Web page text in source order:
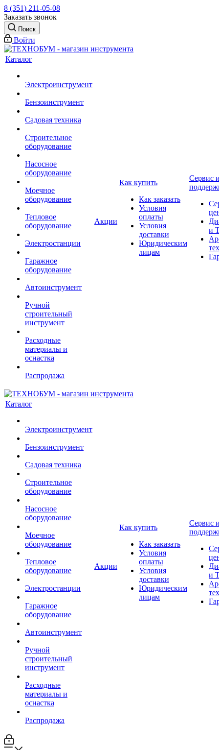
8 (351) 211-05-08
Заказать звонок
Поиск
Войти
Каталог
Электроинструмент
Бензоинструмент
Садовая техника
Строительное
оборудование
Насосное
оборудование
Моечное
оборудование
Тепловое
оборудование
Электростанции
Гаражное
оборудование
Автоинструмент
Ручной
строительный
инструмент
Расходные
материалы и
оснастка
Распродажа
Акции
Как купить
Как заказать
Условия
оплаты
Условия
доставки
Юридическим
лицам
Сервис
и
Каталог
Электроинструмент
Бензоинструмент
Садовая техника
Строительное
оборудование
Насосное
оборудование
Моечное
оборудование
Тепловое
оборудование
Электростанции
Гаражное
оборудование
Автоинструмент
Ручной
строительный
инструмент
Расходные
материалы и
оснастка
Распродажа
Акции
Как купить
Как заказать
Условия
оплаты
Условия
доставки
Юридическим
лицам
Сервис
и